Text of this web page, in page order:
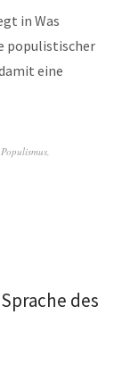
in Was
populistischer
eine
Populismus
des